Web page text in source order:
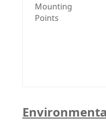
Mounting
Points